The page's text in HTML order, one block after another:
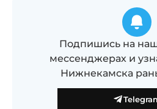
Подпишись на
мессенджерах и
Нижнекамска